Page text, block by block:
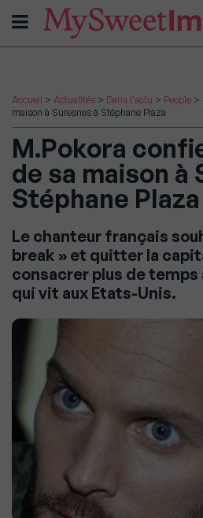
Accueil > Actualités > Dans l'actu > People >
maison à Suresnes à Stéphane Plaza
M.Pokora
de sa maison à
Stéphane Plaza
Le chanteur français
break » et quitter la
consacrer plus de
qui vit aux Etats-Unis.